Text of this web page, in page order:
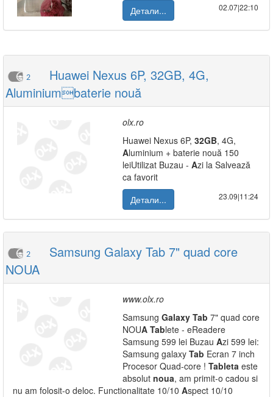
Детали... 02.07|22:10
2
Huawei Nexus 6P, 32GB, 4G,
Aluminiumbaterie nouă
olx.ro
Huawei Nexus 6P, 32GB, 4G,
Aluminium + baterie nouă 150
leiUtilizat Buzau - Azi la Salvează
ca favorit
Детали...
23.09|11:24
2
Samsung Galaxy Tab 7" quad core
NOUA
www.olx.ro
Samsung Galaxy Tab 7" quad core
NOUA Tablete - eReadere
Samsung 599 lei Buzau Azi 599 lei:
Samsung galaxy Tab Ecran 7 inch
Procesor Quad-core ! Tableta este
absolut noua, am primit-o cadou si
nu am folosit-o deloc. Functionalitate 10/10 Aspect 10/10